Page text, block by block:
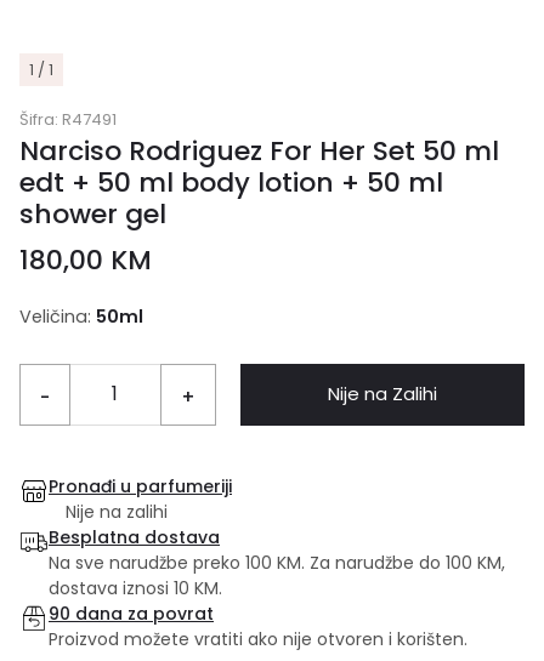
1 / 1
Šifra: R47491
Narciso Rodriguez For Her Set 50 ml
edt + 50 ml body lotion + 50 ml
shower gel
180,00 KM
Veličina: 50ml
- + Nije na Zalihi
Pronađi u parfumeriji
Nije na zalihi
Besplatna dostava
Na sve narudžbe preko 100 KM. Za narudžbe do 100 KM,
dostava iznosi 10 KM.
90 dana za povrat
Proizvod možete vratiti ako nije otvoren i korišten.